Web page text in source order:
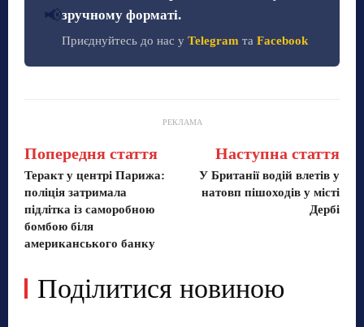
📢зручному форматі.
Приєднуйтесь до нас у Telegram та Facebook
РЕКЛАМА
Попередня стаття
Теракт у центрі Парижа:
поліція затримала
підлітка із саморобною
бомбою біля
американського банку
Наступна стаття
У Британії водій влетів у
натовп пішоходів у місті
Дербі
Поділитися новиною